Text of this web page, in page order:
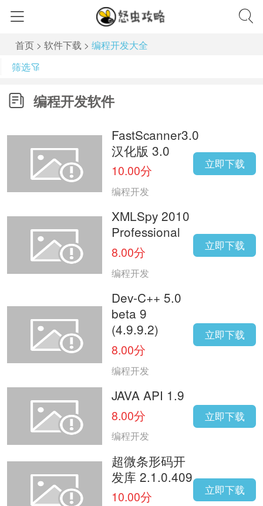
首页 > 软件下载 > 编程开发大全
筛选
编程开发软件
FastScanner3.0
汉化版 3.0
10.00分
编程开发
立即下载
XMLSpy 2010
Professional
8.00分
编程开发
立即下载
Dev-C++ 5.0
beta 9
(4.9.9.2)
8.00分
编程开发
立即下载
JAVA API 1.9
8.00分
编程开发
立即下载
超微条形码开
发库 2.1.0.409
10.00分 立即下载